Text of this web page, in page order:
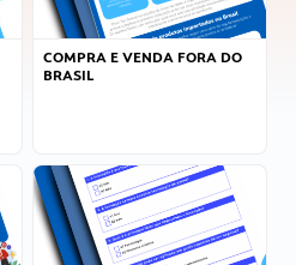
COMPRA E VENDA FORA DO
BRASIL